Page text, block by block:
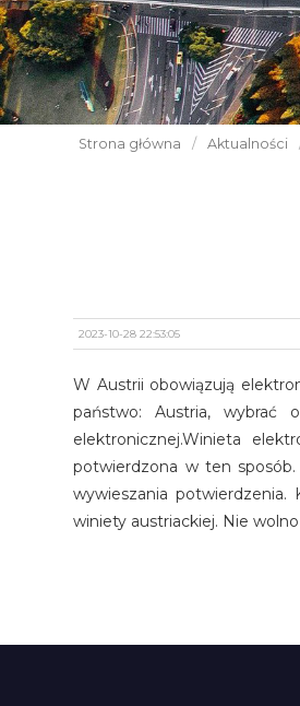
Strona główna / Aktualności
2023-10-28 22:53:05
W Austrii obowiązują
państwo: Austria, wybrać
elektronicznej.Winieta
potwierdzona w ten
wywieszania
winiety austriackiej. Nie